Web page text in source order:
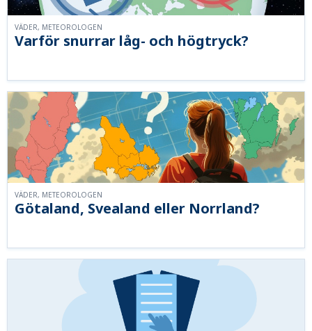
Varför snurrar låg- och högtryck?
VÄDER, METEOROLOGEN
Götaland, Svealand eller Norrland?
VÄDER, METEOROLOGEN